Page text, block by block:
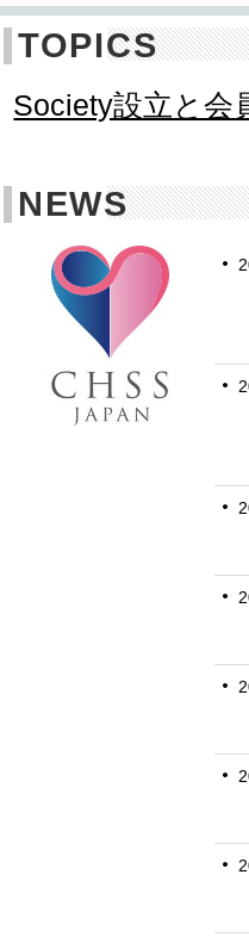
TOPICS
Society設立と会
NEWS